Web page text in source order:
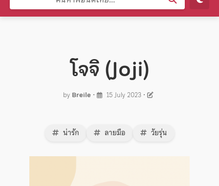
โจจิ (Joji)
by Breile • 15 July 2023 •
น่ารัก ลายมือ วัยรุ่น